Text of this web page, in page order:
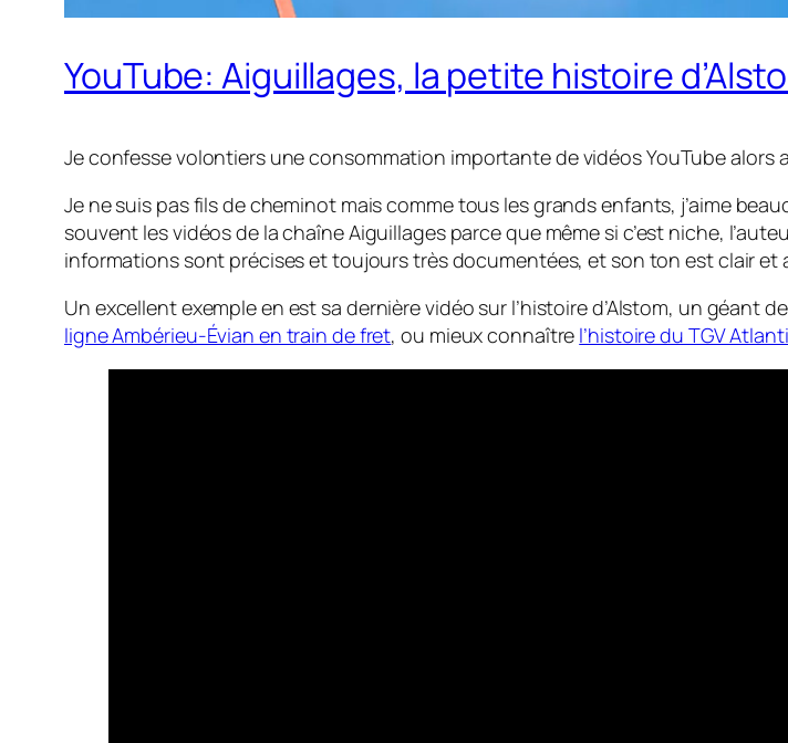
YouTube: Aiguillages, la petite histoire
Je confesse volontiers une consommation importante de vidéos YouTube alors
Je ne suis pas fils de cheminot mais comme tous les grands enfants, j’aime
souvent les vidéos de la chaîne Aiguillages parce que même si c’est niche,
informations sont précises et toujours très documentées, et son ton est clair et
Un excellent exemple en est sa dernière vidéo sur l’histoire d’Alstom, un géant
ligne Ambérieu-Évian en train de fret, ou mieux connaître l’histoire du TGV